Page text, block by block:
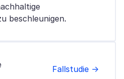
beschleunigen.
Fallstudie →